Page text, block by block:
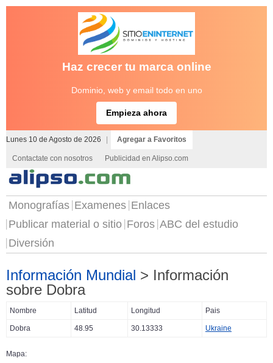
Haz crecer tu marca online
Dominio, web y email todo en uno
Empieza ahora
Lunes 10 de Agosto de 2026 Agregar a Favoritos
Contactate con nosotros Publicidad en Alipso.com
Monografías Examenes Enlaces
Publicar material o sitio Foros ABC del estudio
Diversión
Información Mundial > Información
sobre Dobra
Nombre Latitud Longitud Pais
Dobra 48.95 30.13333 Ukraine
Mapa: